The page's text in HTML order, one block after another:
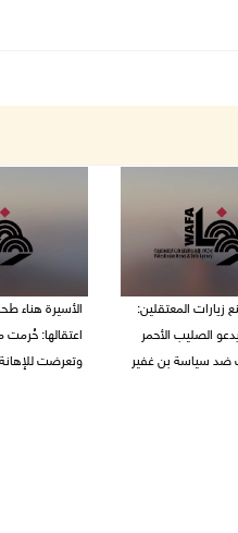
زيارات المعتقلين:
الصليب الأحمر
ضد سياسة بن غفير
الأسيرة هناء
اعتقالها: حُرمت
وتعرضت للإهانة